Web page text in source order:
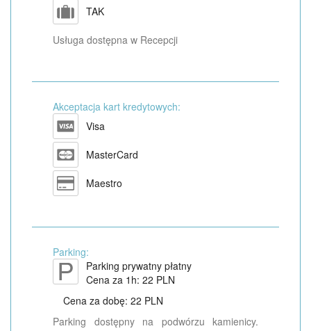
TAK
Usługa dostępna w Recepcji
Akceptacja kart kredytowych:
Visa
MasterCard
Maestro
Parking:
Parking prywatny płatny
Cena za 1h: 22 PLN
Cena za dobę: 22 PLN
Parking dostępny na podwórzu kamienicy.